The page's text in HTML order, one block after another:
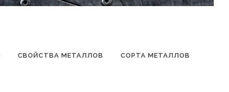
СВОЙСТВА МЕТАЛЛОВ СОРТА МЕТАЛЛОВ